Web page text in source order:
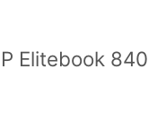
Elitebook 840